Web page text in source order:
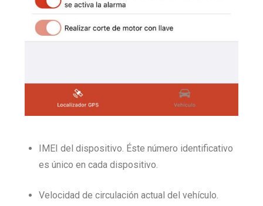
IMEI del dispositivo. Éste número identificativo
es único en cada dispositivo.
Velocidad de circulación actual del vehículo.